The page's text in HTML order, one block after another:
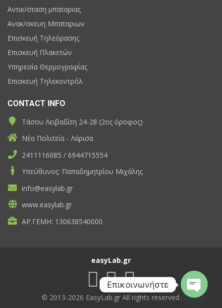
Αντικ/σταση μπαταριας
Ανακ/σκευη Μπαταριων
Επισκευή Τηλεόρασης
Επισκευή Πλακετών
Υπηρεσία Θερμογραφίας
Επισκευή Τηλεκοντρόλ
CONTACT INFO
Τάσου Λειβαδίτη 24-28 (2ος όροφος)
Νέα Πολιτεία - Λάρισα
2411116085 / 6944715554
Υπεύθυνος: Παπαδημητρίου Μιχάλης
info@easylab.gr
www.easylab.gr
ΑΡ.ΓΕΜΗ: 130638540000
easyLab.gr
© 2013-2026 EasyLab.gr All rights reserved.
Επικοινωνήστε